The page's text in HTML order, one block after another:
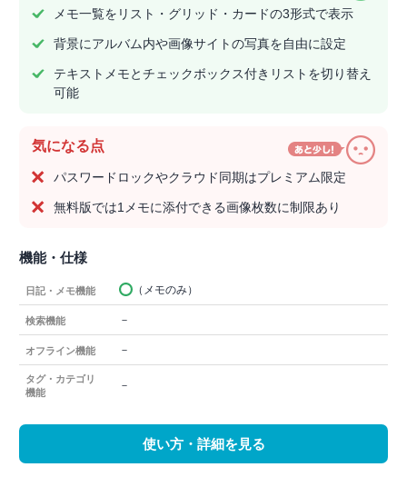
メモ一覧をリスト・グリッド・カードの3形式で表示
背景にアルバム内や画像サイトの写真を自由に設定
テキストメモとチェックボックス付きリストを切り替え
可能
気になる点
パスワードロックやクラウド同期はプレミアム限定
無料版では1メモに添付できる画像枚数に制限あり
機能・仕様
日記・メモ機能 （メモのみ）
検索機能 －
オフライン機能 －
タグ・カテゴリ
機能
－
使い方・詳細を見る